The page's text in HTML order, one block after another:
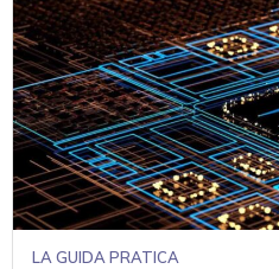
LA GUIDA PRATICA